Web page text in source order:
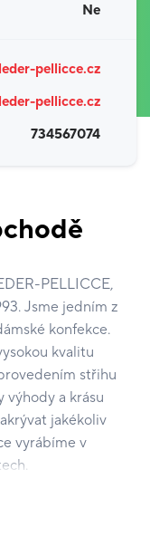
Ne
pellicce.cz
pellicce.cz
734567074
PELLICCE,
Jsme jedním z
konfekce.
kvalitu
střihu
výhody a krásu
jakékoliv
vyrábíme v